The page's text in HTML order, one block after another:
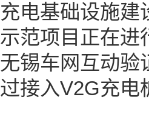
充电基础设施建
示范项目正在进
无锡车网互动验
过接入V2G充电